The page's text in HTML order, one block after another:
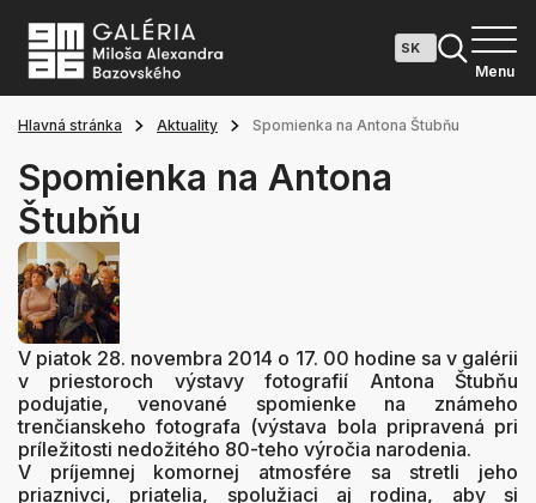
Menu
Hlavná stránka Aktuality Spomienka na Antona Štubňu
Spomienka na Antona
Štubňu
V piatok 28. novembra 2014 o 17. 00 hodine sa v galérii
v priestoroch výstavy fotografií Antona Štubňu
podujatie, venované spomienke na známeho
trenčianskeho fotografa (výstava bola pripravená pri
príležitosti nedožitého 80-teho výročia narodenia.
V príjemnej komornej atmosfére sa stretli jeho
priaznivci, priatelia, spolužiaci aj rodina, aby si